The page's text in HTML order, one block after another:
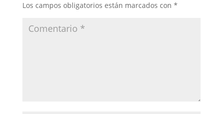
Los campos obligatorios están marcados con *